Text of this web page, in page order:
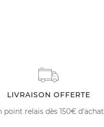
LIVRAISON OFFERTE
point relais dès 150€ d'achat